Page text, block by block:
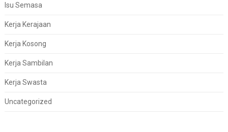
Isu Semasa
Kerja Kerajaan
Kerja Kosong
Kerja Sambilan
Kerja Swasta
Uncategorized